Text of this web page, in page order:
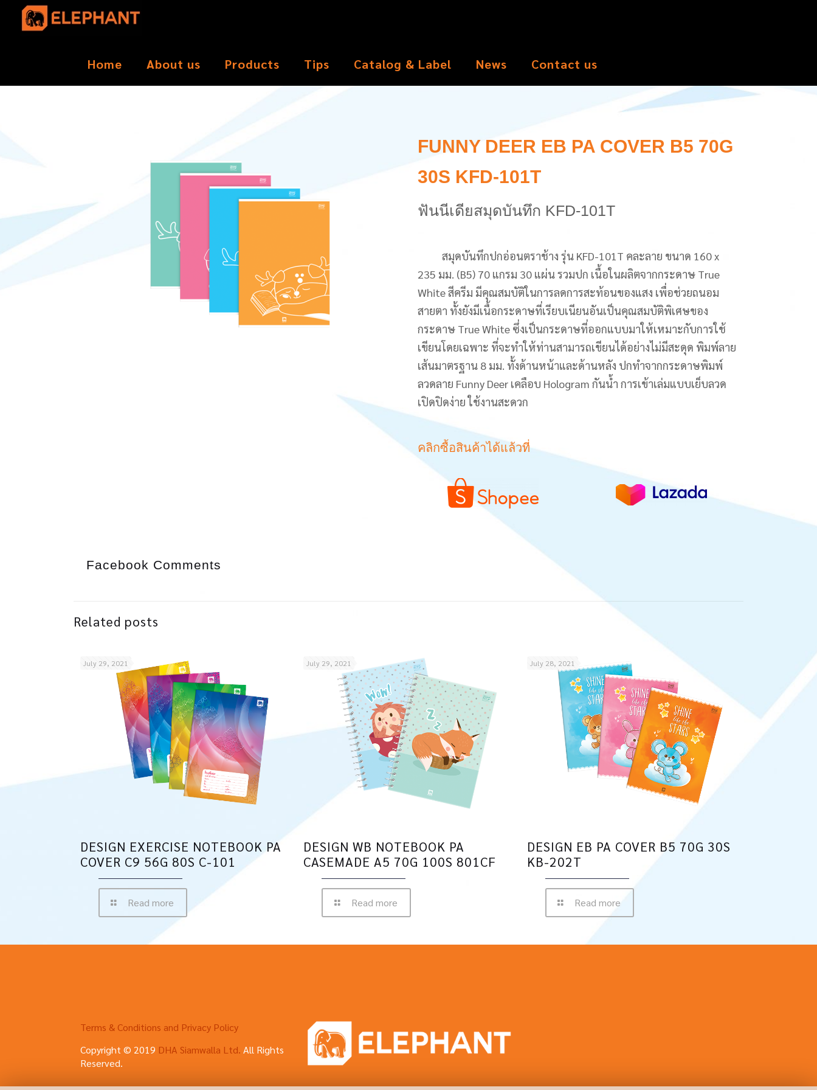
Home About us Products Tips Catalog & Label News Contact us
FUNNY DEER EB PA COVER B5 70G
30S KFD-101T
ฟันนีเดียสมุดบันทึก KFD-101T
สมุดบันทึกปกอ่อนตราช้าง รุ่น KFD-101T คละลาย ขนาด 160 x
235 มม. (B5) 70 แกรม 30 แผ่น รวมปก เนื้อในผลิตจากกระดาษ True
White สีครีม มีคุณสมบัติในการลดการสะท้อนของแสง เพื่อช่วยถนอม
สายตา ทั้งยังมีเนื้อกระดาษที่เรียบเนียนอันเป็นคุณสมบัติพิเศษของ
กระดาษ True White ซึ่งเป็นกระดาษที่ออกแบบมาให้เหมาะกับการใช้
เขียนโดยเฉพาะ ที่จะทำให้ท่านสามารถเขียนได้อย่างไม่มีสะดุด พิมพ์ลาย
เส้นมาตรฐาน 8 มม. ทั้งด้านหน้าและด้านหลัง ปกทำจากกระดาษพิมพ์
ลวดลาย Funny Deer เคลือบ Hologram กันน้ำ การเข้าเล่มแบบเย็บลวด
เปิดปิดง่าย ใช้งานสะดวก
คลิกซื้อสินค้าได้แล้วที่
Facebook Comments
Related posts
July 29, 2021
DESIGN EXERCISE NOTEBOOK PA
COVER C9 56G 80S C-101
Read more
July 29, 2021
DESIGN WB NOTEBOOK PA
CASEMADE A5 70G 100S 801CF
Read more
July 28, 2021
DESIGN EB PA COVER B5 70G 30S
KB-202T
Read more
Terms & Conditions and Privacy Policy
Copyright © 2019 DHA Siamwalla Ltd. All Rights
Reserved.